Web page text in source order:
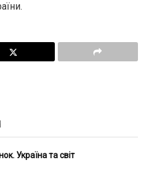
Україна та світ